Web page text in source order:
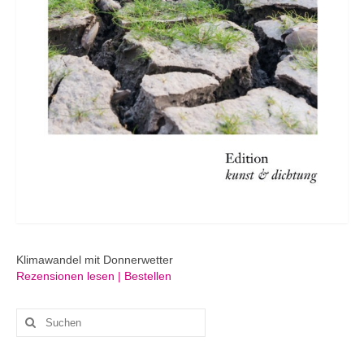
Klimawandel mit Donnerwetter
Rezensionen lesen | Bestellen
Suchen
nach: